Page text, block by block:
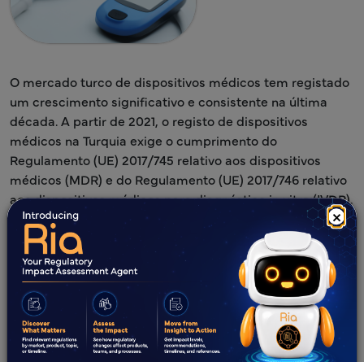
×
O mercado turco de dispositivos médicos tem registado
um crescimento significativo e consistente na última
década. A partir de 2021, o registo de dispositivos
médicos na Turquia exige o cumprimento do
Regulamento (UE) 2017/745 relativo aos dispositivos
médicos (MDR) e do Regulamento (UE) 2017/746 relativo
aos dispositivos médicos para diagnóstico in vitro (IVDR).
Isto impulsionou o comércio internacional, levando várias
empresas globais a lançar os seus dispositivos médicos
no país.
Saiba Mais